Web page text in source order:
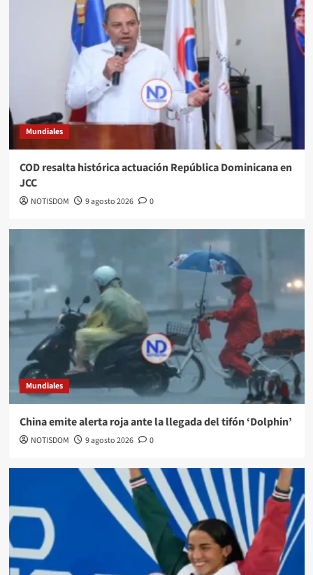
Mundiales
COD resalta histórica actuación República Dominicana en
JCC
NOTISDOM 9 agosto 2026 0
Mundiales
China emite alerta roja ante la llegada del tifón ‘Dolphin’
NOTISDOM 9 agosto 2026 0